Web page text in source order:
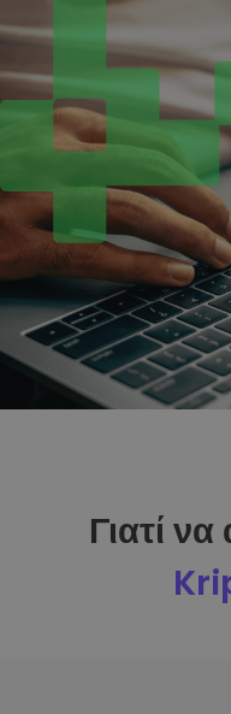
Γιατί